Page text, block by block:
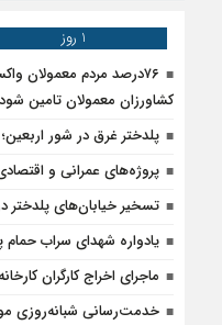
1 روز
۷۶درصد مردم معمولان
کشاورزان معمولان تامین شود
پلدختر غرق در شور
پروژه‌های عمرانی و
تسخیر خیابان‌های پلدختر
یادواره شهدای سراب حمام
ماجرای اخراج کارگران کارخانه ۴۶ ساله پلدختر
خدمت‌رسانی شبانه‌روزی